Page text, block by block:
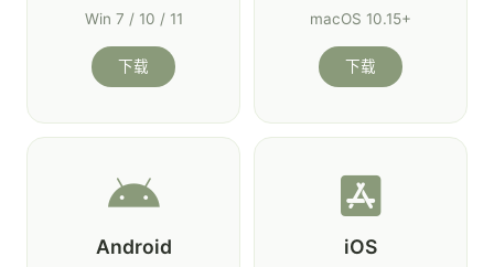
Win 7 / 10 / 11
下载
macOS 10.15+
下载
Android iOS